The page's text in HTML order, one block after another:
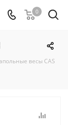
0
весы CAS